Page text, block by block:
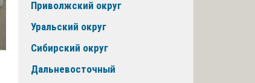
Приволжский округ
Уральский округ
Сибирский округ
Дальневосточный